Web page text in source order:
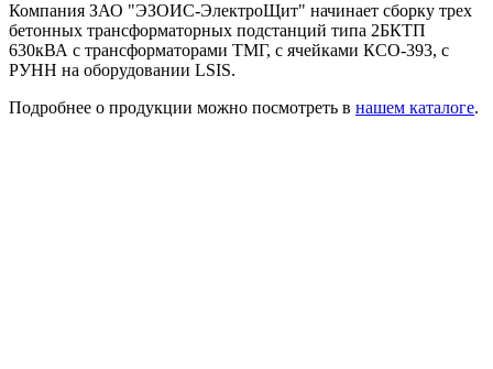
Компания ЗАО "ЭЗОИС-ЭлектроЩит" начинает сборку трех
бетонных трансформаторных подстанций типа 2БКТП
630кВА с трансформаторами ТМГ, с ячейками КСО-393, с
РУНН на оборудовании LSIS.
Подробнее о продукции можно посмотреть в нашем каталоге.